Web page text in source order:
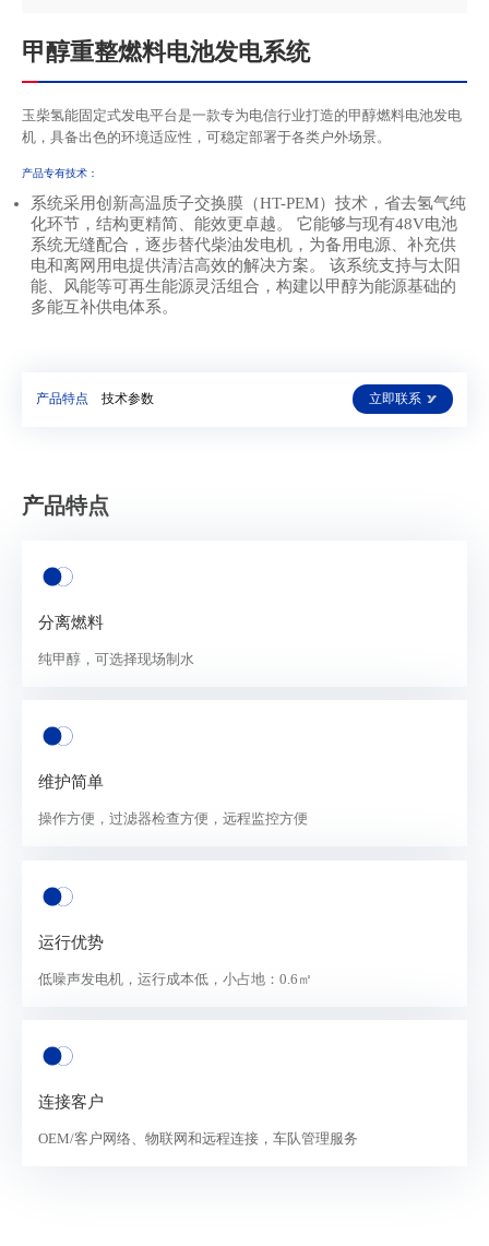
甲醇重整燃料电池发电系统
玉柴氢能固定式发电平台是一款专为电信行业打造的甲醇燃料电池发电
机，具备出色的环境适应性，可稳定部署于各类户外场景。
产品专有技术：
系统采用创新高温质子交换膜（HT-PEM）技术，省去氢气纯
化环节，结构更精简、能效更卓越。 它能够与现有48V电池
系统无缝配合，逐步替代柴油发电机，为备用电源、补充供
电和离网用电提供清洁高效的解决方案。 该系统支持与太阳
能、风能等可再生能源灵活组合，构建以甲醇为能源基础的
多能互补供电体系。
产品特点 技术参数 立即联系
产品特点
分离燃料
纯甲醇，可选择现场制水
维护简单
操作方便，过滤器检查方便，远程监控方便
运行优势
低噪声发电机，运行成本低，小占地：0.6㎡
连接客户
OEM/客户网络、物联网和远程连接，车队管理服务